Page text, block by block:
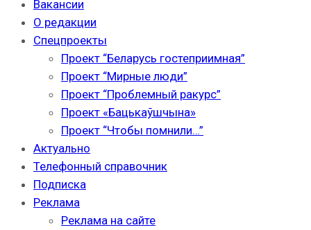
Вакансии
О редакции
Спецпроекты
Проект “Беларусь гостеприимная”
Проект “Мирные люди”
Проект “Проблемный ракурс”
Проект «Бацькаўшчына»
Проект “Чтобы помнили…”
Актуально
Телефонный справочник
Подписка
Реклама
Реклама на сайте